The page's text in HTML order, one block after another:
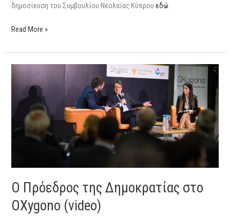
δημοσίευση του Συμβουλίου Νεολαίας Κύπρουεδώ.
Read More »
Ο Πρόεδρος της Δημοκρατίας στο
OXygono (video)
Ο
Πρόεδρος
Δημοκρατίας
στο
OXygono